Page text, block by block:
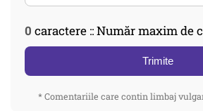
0 caractere :: Număr maxim de
Trimite
* Comentariile care contin limbaj